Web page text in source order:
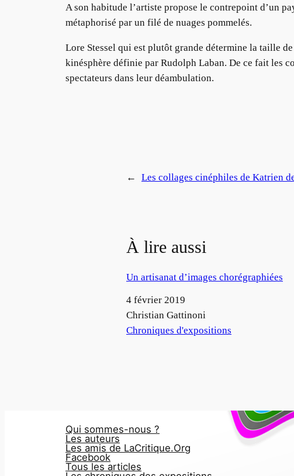
A son habitude l’artiste propose le contrepoint d’un
métaphorisé par un filé de nuages pommelés.
Lore Stessel qui est plutôt grande détermine la taille
kinésphère définie par Rudolph Laban. De ce fait les
spectateurs dans leur déambulation.
← Les collages cinéphiles de Katrien
À lire aussi
Un artisanat d’images chorégraphiées
Date
4 février 2019
Auteur
Christian Gattinoni
Par rapport à
Chroniques d'expositions
Qui sommes-nous ?
Les auteurs
Les amis de LaCritique.Org
Facebook
Tous les articles